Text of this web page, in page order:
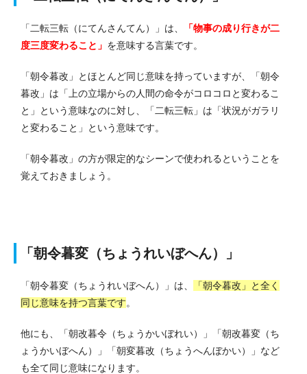
「二転三転（にてんさんてん）」は、
「物事の成り行きが二
度三度変わること」 を意味する言葉です。
「朝令暮改」とほとんど同じ意味を持っていますが、「朝令
暮改」は「上の立場からの人間の命令がコロコロと変わるこ
と」という意味なのに対し、「二転三転」は「状況がガラリ
と変わること」という意味です。
「朝令暮改」の方が限定的なシーンで使われるということを
覚えておきましょう。
「朝令暮変（ちょうれいぼへん）」
「朝令暮変（ちょうれいぼへん）」は、
「朝令暮改」と全く
同じ意味を持つ言葉です。
他にも、
「朝改暮令（ちょうかいぼれい）」「朝改暮変（ち
ょうかいぼへん）」「朝変暮改（ちょうへんぼかい）」など
も全て同じ意味になります。